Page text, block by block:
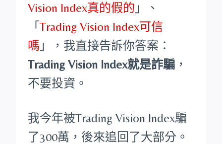
Vision Index真的假的 」、
「 Trading Vision Index可信
嗎 」，我直接告訴你答案：
Trading Vision Index就是詐騙 ，
不要投資。
我今年被Trading Vision Index騙
了300萬，後來追回了大部分。